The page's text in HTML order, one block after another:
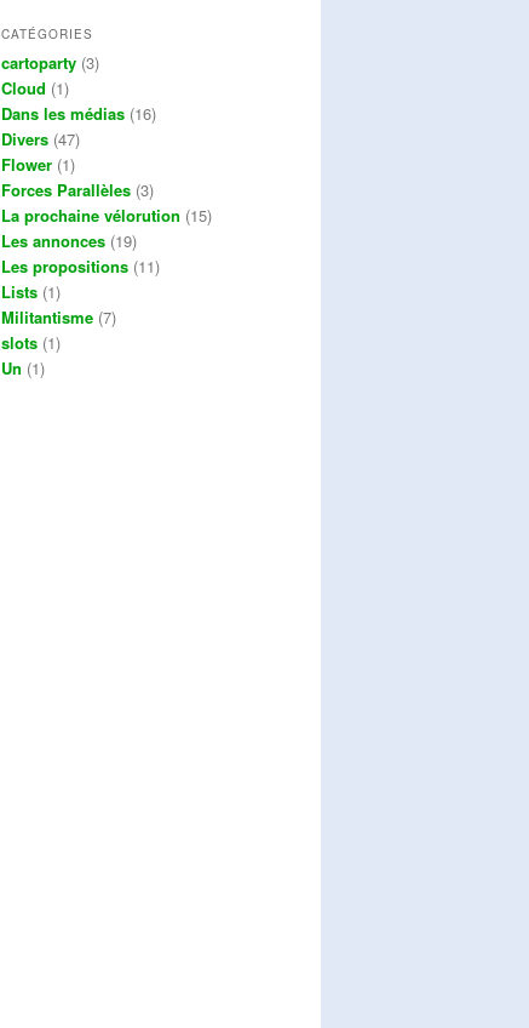
CATÉGORIES
cartoparty (3)
Cloud (1)
Dans les médias (16)
Divers (47)
Flower (1)
Forces Parallèles (3)
La prochaine vélorution (15)
Les annonces (19)
Les propositions (11)
Lists (1)
Militantisme (7)
slots (1)
Un (1)